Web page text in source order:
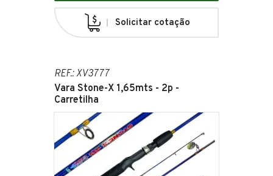
Solicitar cotação
REF.: XV3777
Vara Stone-X 1,65mts - 2p -
Carretilha